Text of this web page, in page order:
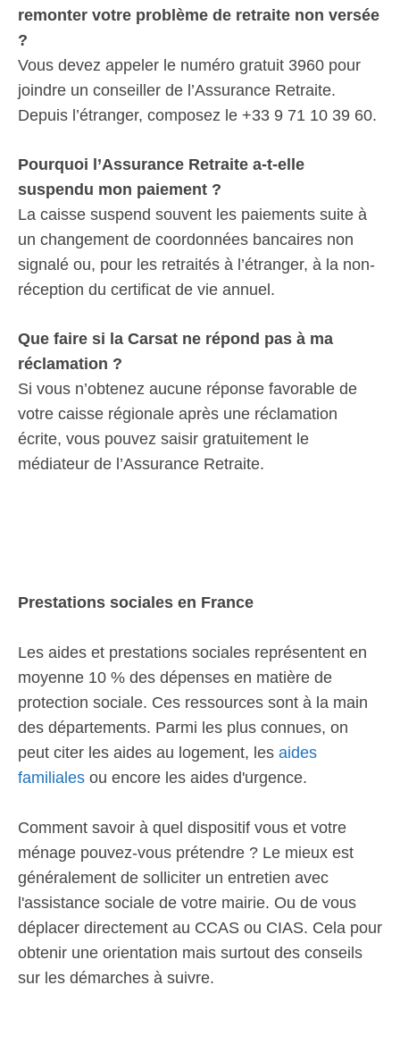
remonter votre problème de retraite non versée
?
Vous devez appeler le numéro gratuit 3960 pour
joindre un conseiller de l’Assurance Retraite.
Depuis l’étranger, composez le +33 9 71 10 39 60.
Pourquoi l’Assurance Retraite a-t-elle
suspendu mon paiement ?
La caisse suspend souvent les paiements suite à
un changement de coordonnées bancaires non
signalé ou, pour les retraités à l’étranger, à la non-
réception du certificat de vie annuel.
Que faire si la Carsat ne répond pas à ma
réclamation ?
Si vous n’obtenez aucune réponse favorable de
votre caisse régionale après une réclamation
écrite, vous pouvez saisir gratuitement le
médiateur de l’Assurance Retraite.
Prestations sociales en France
Les aides et prestations sociales représentent en
moyenne 10 % des dépenses en matière de
protection sociale. Ces ressources sont à la main
des départements. Parmi les plus connues, on
peut citer les aides au logement, les aides
familiales ou encore les aides d'urgence.
Comment savoir à quel dispositif vous et votre
ménage pouvez-vous prétendre ? Le mieux est
généralement de solliciter un entretien avec
l'assistance sociale de votre mairie. Ou de vous
déplacer directement au CCAS ou CIAS. Cela pour
obtenir une orientation mais surtout des conseils
sur les démarches à suivre.